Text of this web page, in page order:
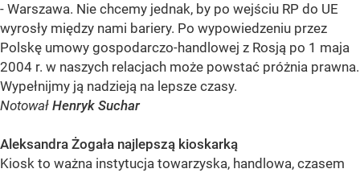
- Warszawa. Nie chcemy jednak, by po wejściu RP do UE
wyrosły między nami bariery. Po wypowiedzeniu przez
Polskę umowy gospodarczo-handlowej z Rosją po 1 maja
2004 r. w naszych relacjach może powstać próżnia prawna.
Wypełnijmy ją nadzieją na lepsze czasy.
Notował Henryk Suchar
Aleksandra Żogała najlepszą kioskarką
Kiosk to ważna instytucja towarzyska, handlowa, czasem